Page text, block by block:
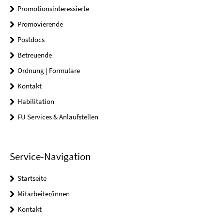
Promotionsinteressierte
Promovierende
Postdocs
Betreuende
Ordnung | Formulare
Kontakt
Habilitation
FU Services & Anlaufstellen
Service-Navigation
Startseite
Mitarbeiter/innen
Kontakt